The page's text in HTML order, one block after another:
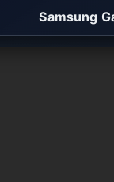
Samsung